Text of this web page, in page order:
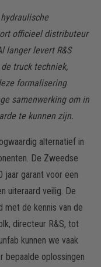
officieel distributeur
langer levert R&S
truck techniek,
formalisering
samenwerking om in
te kunnen zijn.
alternatief in
De Zweedse
jaar garant voor een
uiteraard veilig. De
met de kennis van de
directeur R&S, tot
kunnen we vaak
bepaalde oplossingen